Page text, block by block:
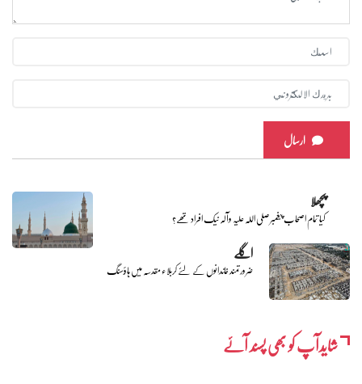
ارسال
پچھلا
کیا تمام اصحاب پیغمبر صلی اللہ علیہ وآلہ نیک افراد تھے؟
اگلے
ضرورتمند خاندانوں کے لئے کربلاء مقدسہ میں ہاؤسنگ
شایدآپ کو بھی پسند آئے